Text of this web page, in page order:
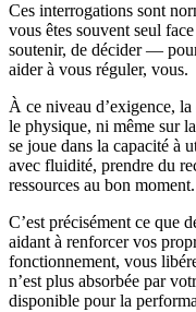
Ces interrogations sont
vous êtes souvent seul
soutenir, de décider —
aider à vous réguler, vous.
À ce niveau d’exigence,
le physique, ni même sur
se joue dans la capacité à
avec fluidité, prendre du
ressources au bon moment.
C’est précisément ce que
aidant à renforcer vos
fonctionnement, vous
n’est plus absorbée par
disponible pour la